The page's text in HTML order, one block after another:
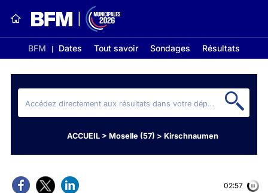
BFM Dates Tout savoir Sondages Résultats
ACCUEIL> Moselle (57) > Kirschnaumen
02:56